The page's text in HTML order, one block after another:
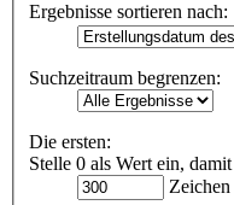
Ergebnisse sortieren nach:
Suchzeitraum begrenzen:
Die ersten:
Stelle 0 als Wert ein,